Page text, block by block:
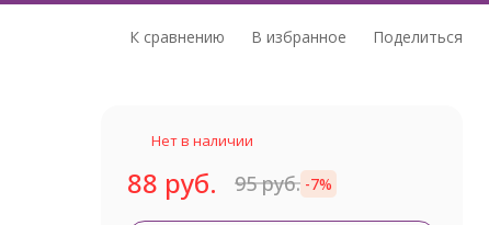
К сравнению В избранное Поделиться
Нет в наличии
88 руб. 95 руб. -7%